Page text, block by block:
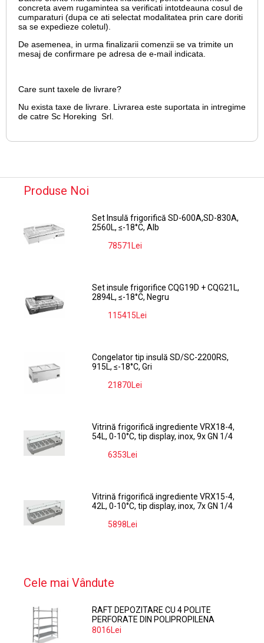
concreta avem rugamintea sa verificati intotdeauna cosul de
cumparaturi (dupa ce ati selectat modalitatea prin care doriti
sa se expedieze coletul).
De asemenea, in urma finalizarii comenzii se va trimite un
mesaj de confirmare pe adresa de e-mail indicata.
Care sunt taxele de livrare?
Nu exista taxe de livrare. Livrarea este suportata in intregime
de catre Sc Horeking Srl.
Produse Noi
Set Insulă frigorifică SD-600A,SD-830A,
2560L, ≤-18°C, Alb
78571Lei
Set insule frigorifice CQG19D + CQG21L,
2894L, ≤-18°C, Negru
115415Lei
Congelator tip insulă SD/SC-2200RS,
915L, ≤-18°C, Gri
21870Lei
Vitrină frigorifică ingrediente VRX18-4,
54L, 0-10°C, tip display, inox, 9x GN 1/4
6353Lei
Vitrină frigorifică ingrediente VRX15-4,
42L, 0-10°C, tip display, inox, 7x GN 1/4
5898Lei
Cele mai Vândute
RAFT DEPOZITARE CU 4 POLITE
PERFORATE DIN POLIPROPILENA
374*60 CM
8016Lei